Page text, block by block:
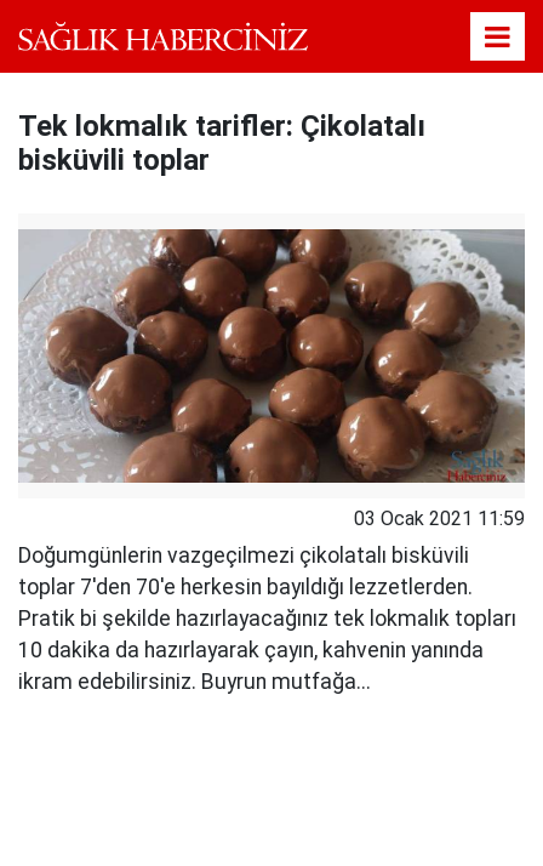
Tek lokmalık tarifler: Çikolatalı
bisküvili toplar
03 Ocak 2021 11:59
Doğumgünlerin vazgeçilmezi çikolatalı bisküvili
toplar 7'den 70'e herkesin bayıldığı lezzetlerden.
Pratik bi şekilde hazırlayacağınız tek lokmalık topları
10 dakika da hazırlayarak çayın, kahvenin yanında
ikram edebilirsiniz. Buyrun mutfağa...